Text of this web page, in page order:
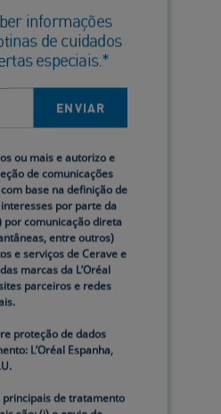
que
informações
de cuidados
especiais.*
ENVIAR
ou mais e autorizo e
de comunicações
base na definição de
por parte da
por comunicação direta
entre outros)
e serviços de Cerave e
marcas da L’Oréal
parceiros e redes
proteção de dados
L’Oréal Espanha,
principais de tratamento